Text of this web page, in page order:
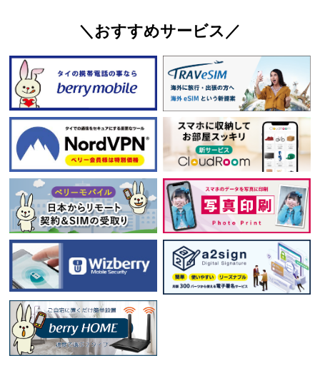
＼おすすめサービス／